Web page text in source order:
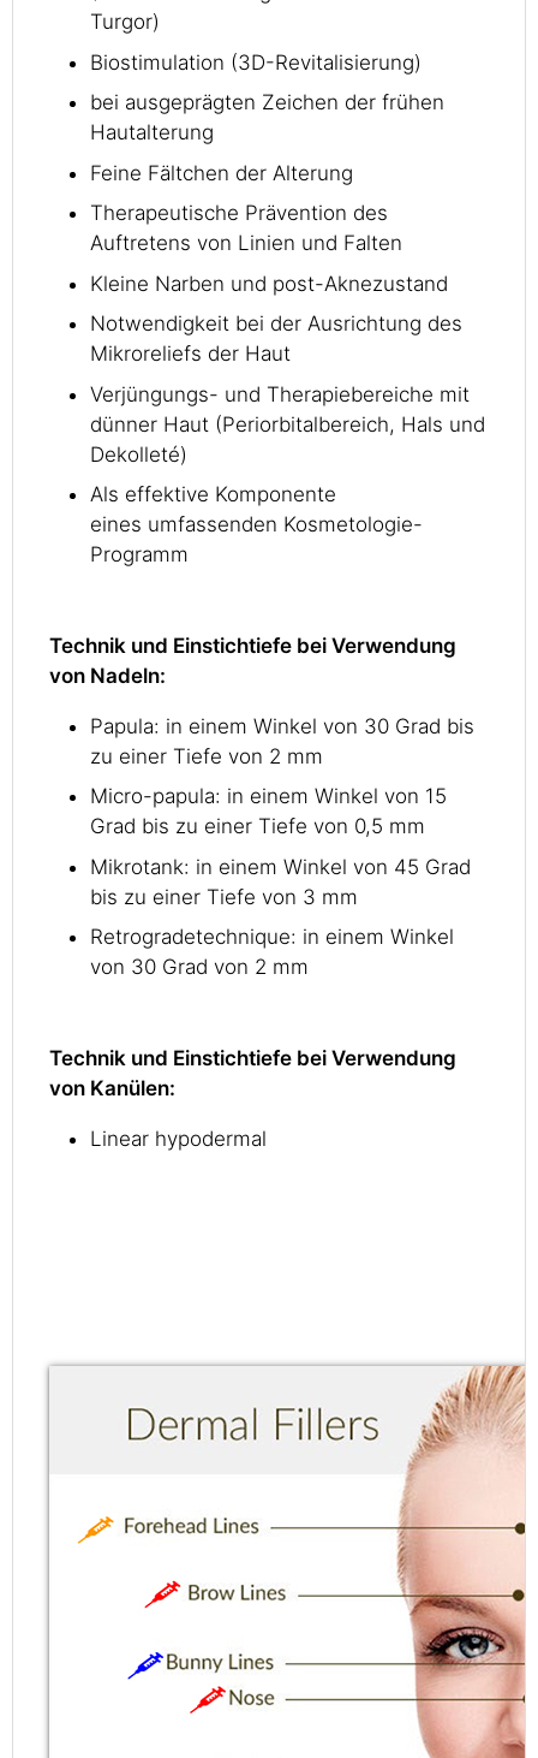
Turgor)
Biostimulation (3D-Revitalisierung)
bei ausgeprägten Zeichen der frühen
Hautalterung
Feine Fältchen der Alterung
Therapeutische Prävention des
Auftretens von Linien und Falten
Kleine Narben und post-Aknezustand
Notwendigkeit bei der Ausrichtung des
Mikroreliefs der Haut
Verjüngungs- und Therapiebereiche mit
dünner Haut (Periorbitalbereich, Hals und
Dekolleté)
Als effektive Komponente
eines umfassenden Kosmetologie-
Programm
Technik und Einstichtiefe bei Verwendung
von Nadeln:
Papula: in einem Winkel von 30 Grad bis
zu einer Tiefe von 2 mm
Micro-papula: in einem Winkel von 15
Grad bis zu einer Tiefe von 0,5 mm
Mikrotank: in einem Winkel von 45 Grad
bis zu einer Tiefe von 3 mm
Retrogradetechnique: in einem Winkel
von 30 Grad von 2 mm
Technik und Einstichtiefe bei Verwendung
von Kanülen:
Linear hypodermal